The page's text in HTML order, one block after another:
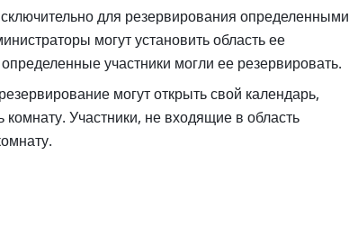
для резервирования определенными
могут установить область ее
участники могли ее резервировать.
могут открыть свой календарь,
комнату. Участники, не входящие в область